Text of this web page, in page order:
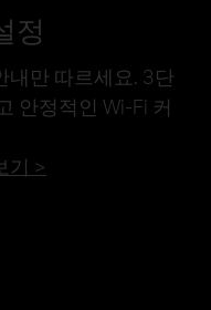
정
내만 따르세요. 3단
안정적인 Wi-Fi 커
기 >